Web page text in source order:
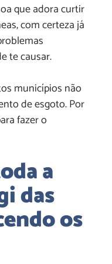
que adora curtir
com certeza já
te causar.
municípios não
de esgoto. Por
fazer o
a
das
os